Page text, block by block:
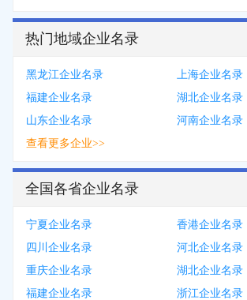
热门地域企业名录
黑龙江企业名录
上海企业名录
福建企业名录
湖北企业名录
山东企业名录
河南企业名录
查看更多企业>>
全国各省企业名录
宁夏企业名录
香港企业名录
四川企业名录
河北企业名录
重庆企业名录
湖北企业名录
福建企业名录
浙江企业名录